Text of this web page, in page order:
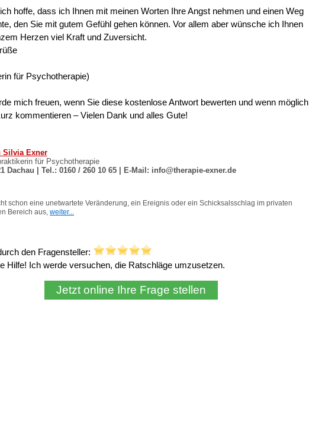
hoffe, dass ich Ihnen mit meinen Worten Ihre Angst nehmen und einen Weg
den Sie mit gutem Gefühl gehen können. Vor allem aber wünsche ich Ihnen
Herzen viel Kraft und Zuversicht.
für Psychotherapie)
mich freuen, wenn Sie diese kostenlose Antwort bewerten und wenn möglich
kommentieren – Vielen Dank und alles Gute!
den Fragensteller:
Hilfe! Ich werde versuchen, die Ratschläge umzusetzen.